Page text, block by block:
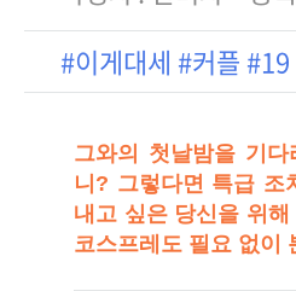
#이게대세 #커플 #19
그와의 첫날밤을 기
니? 그렇다면 특급 조
내고 싶은 당신을 위
코스프레도 필요 없이